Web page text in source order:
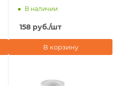
белый
В наличии
158 руб./шт
В корзину